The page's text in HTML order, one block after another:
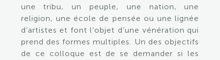
une tribu, un peuple, une nation, une
religion, une école de pensée ou une lignée
d’artistes et font l’objet d’une vénération qui
prend des formes multiples. Un des objectifs
de ce colloque est de se demander si les